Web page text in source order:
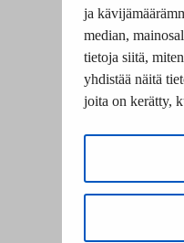
ja
median,
tietoja siitä,
yhdistää näitä
joita on kerätty,